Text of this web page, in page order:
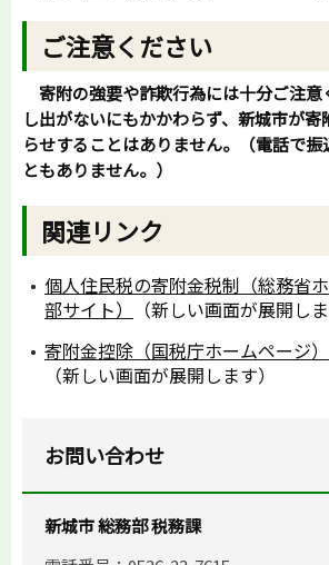
ご注意ください
寄附の強要や詐欺行為には十分ご注意
し出がないにもかかわらず、新城市が
らせすることはありません。（電話で
ともありません。）
関連リンク
個人住民税の寄附金税制（総務省
部サイト）
（新しい画面が展開しま
寄附金控除（国税庁ホームページ）
（新しい画面が展開します）
お問い合わせ
新城市 総務部 税務課